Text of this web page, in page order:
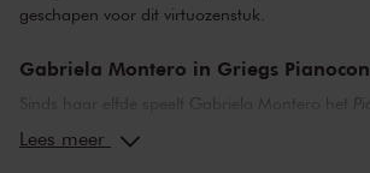
geschapen voor dit virtuozenstuk.
Gabriela Montero in Griegs
Sinds haar elfde speelt Gabriela Montero het
Grieg. De bladmuziek die ze als kind gebruikte
Lees meer